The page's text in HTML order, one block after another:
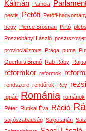
Kálmán
Pamela
pestis Petőfi Petőfi-
hegy
Pierce Brosnan Pirtó plebs
Posztobányi László posztszovjet
provincializmus
Prága puma
Querfurti Brunó
Rab Ráby
reformkor reformok
rendszere rendőrök Rey
Ignác
Románia románok
Péter
Ruttkai Éva Rádió
sajtószabadság Salgótarján